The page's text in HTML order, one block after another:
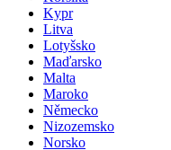
Kypr
Litva
Lotyšsko
Maďarsko
Malta
Maroko
Německo
Nizozemsko
Norsko